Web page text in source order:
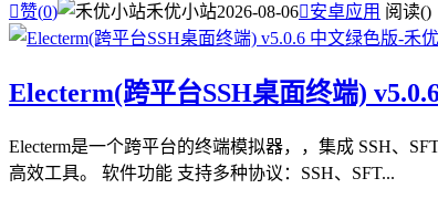
赞(0) 禾优小站2026-08-06安卓应用 阅读()
Electerm(跨平台SSH桌面终端)
Electerm是一个跨平台的终端模拟器，，集成 SSH、
高效工具。 软件功能 支持多种协议：SSH、SFT...